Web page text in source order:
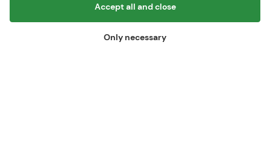
BornPark ApS
Only necessary
Accept all and close